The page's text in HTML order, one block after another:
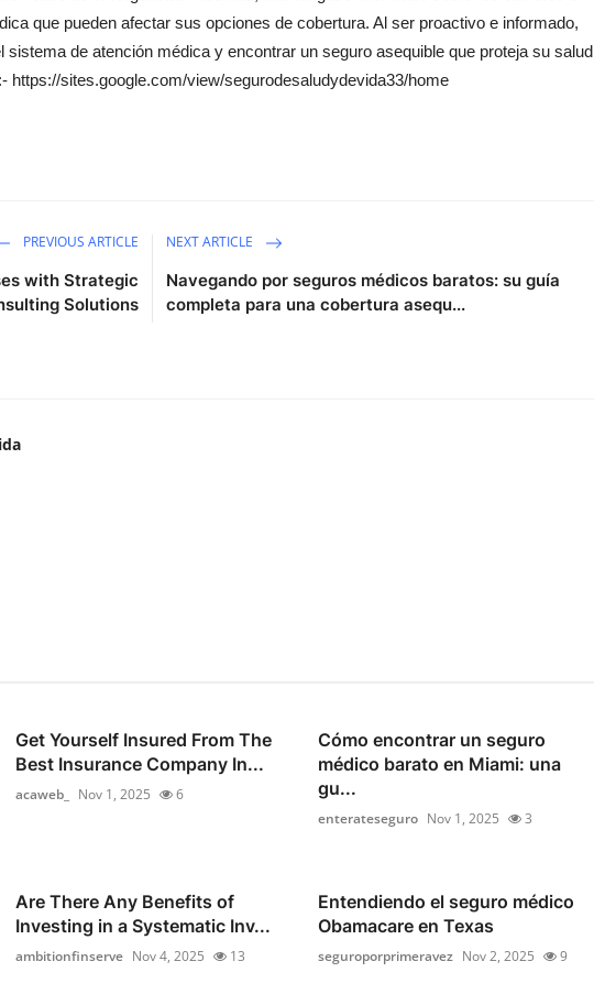
que pueden afectar sus opciones de cobertura. Al ser proactivo e informado,
sistema de atención médica y encontrar un seguro asequible que proteja su salud
https://sites.google.com/view/segurodesaludydevida33/home
PREVIOUS ARTICLE
with Strategic
Solutions
NEXT ARTICLE
Navegando por seguros médicos baratos: su guía
completa para una cobertura asequ...
Get Yourself Insured From The
Best Insurance Company In...
acaweb_ Nov 1, 2025 6
Cómo encontrar un seguro
médico barato en Miami: una
gu...
enterateseguro Nov 1, 2025 3
Are There Any Benefits of
Investing in a Systematic Inv...
ambitionfinserve Nov 4, 2025 13
Entendiendo el seguro médico
Obamacare en Texas
seguroporprimeravez Nov 2, 2025 9